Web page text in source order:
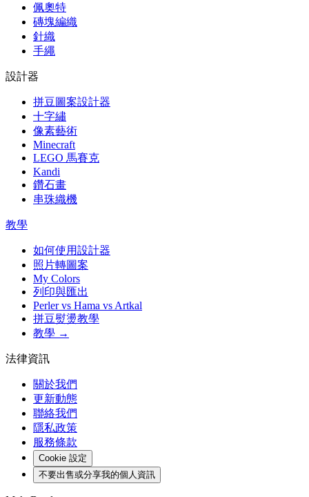
佩奧特
磚塊編織
針織
手繩
設計器
拼豆圖案設計器
十字繡
像素藝術
Minecraft
LEGO 馬賽克
Kandi
鑽石畫
串珠織機
教學
如何使用設計器
照片轉圖案
My Colors
列印與匯出
Perler vs Hama vs Artkal
拼豆熨燙教學
教學 →
法律資訊
關於我們
更新動態
聯絡我們
隱私政策
服務條款
Cookie 設定
不要出售或分享我的個人資訊